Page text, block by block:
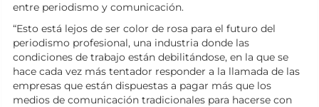
entre periodismo y comunicación.
“Esto está lejos de ser color de rosa para el futuro del
periodismo profesional, una industria donde las
condiciones de trabajo están debilitándose, en la que se
hace cada vez más tentador responder a la llamada de las
empresas que están dispuestas a pagar más que los
medios de comunicación tradicionales para hacerse con